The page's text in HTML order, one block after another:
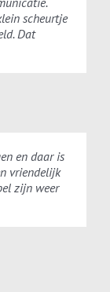
scheurtje
Dat
en daar is
vriendelijk
zijn weer